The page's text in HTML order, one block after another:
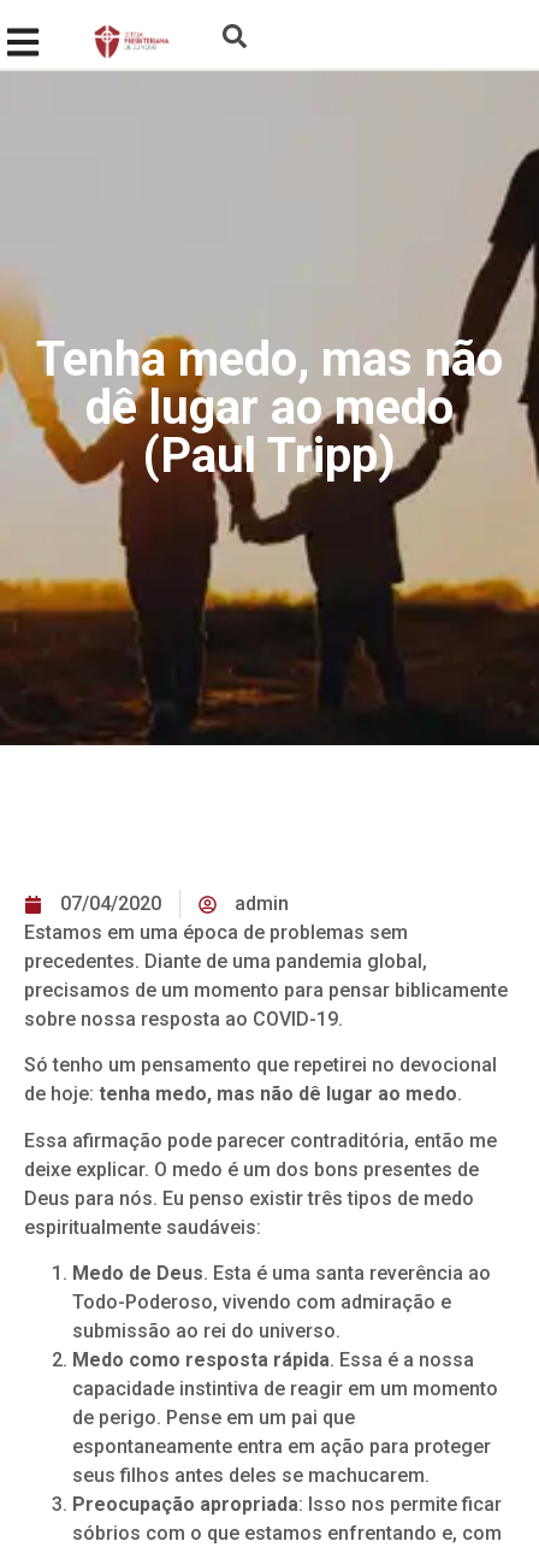
Tenha medo, mas não
dê lugar ao medo
(Paul Tripp)
07/04/2020
admin
Estamos em uma época de problemas sem
precedentes. Diante de uma pandemia global,
precisamos de um momento para pensar biblicamente
sobre nossa resposta ao COVID-19.
Só tenho um pensamento que repetirei no devocional
de hoje: tenha medo, mas não dê lugar ao medo.
Essa afirmação pode parecer contraditória, então me
deixe explicar. O medo é um dos bons presentes de
Deus para nós. Eu penso existir três tipos de medo
espiritualmente saudáveis:
Medo de Deus. Esta é uma santa reverência ao
Todo-Poderoso, vivendo com admiração e
submissão ao rei do universo.
Medo como resposta rápida. Essa é a nossa
capacidade instintiva de reagir em um momento
de perigo. Pense em um pai que
espontaneamente entra em ação para proteger
seus filhos antes deles se machucarem.
Preocupação apropriada: Isso nos permite ficar
sóbrios com o que estamos enfrentando e, com